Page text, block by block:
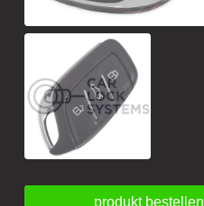
produkt bestellen